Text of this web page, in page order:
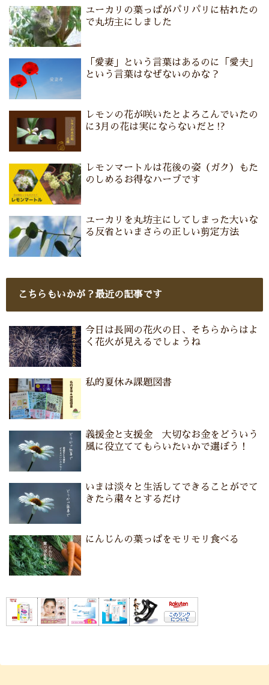
ユーカリの葉っぱがパリパリに枯れたの
で丸坊主にしました
「愛妻」という言葉はあるのに「愛夫」
という言葉はなぜないのかな？
レモンの花が咲いたとよろこんでいたの
に3月の花は実にならないだと⁉
レモンマートルは花後の姿（ガク）もた
のしめるお得なハーブです
ユーカリを丸坊主にしてしまった大いな
る反省といまさらの正しい剪定方法
こちらもいかが？最近の記事です
今日は長岡の花火の日、そちらからはよ
く花火が見えるでしょうね
私的夏休み課題図書
義援金と支援金 大切なお金をどういう
風に役立ててもらいたいかで選ぼう！
いまは淡々と生活してできることがでて
きたら粛々とするだけ
にんじんの葉っぱをモリモリ食べる